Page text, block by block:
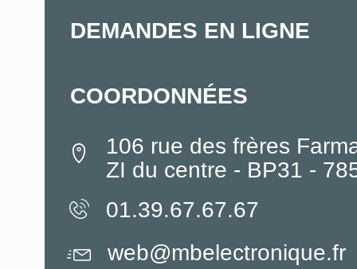
DEMANDES EN LIGNE
COORDONNÉES
106 rue des frères
ZI du centre - BP31 -
01.39.67.67.67
web@mbelectronique.fr